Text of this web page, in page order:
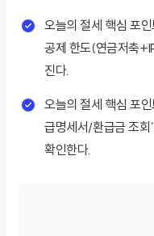
오늘의 절세 핵심 포
공제 한도(연금저축
진다.
오늘의 절세 핵심 포
급명세서/환급금 조회
확인한다.